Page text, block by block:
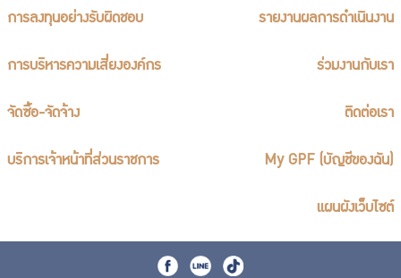
การลงทุนอย่างรับผิดชอบ รายงานผลการดำเนินงาน
การบริหารความเสี่ยงองค์กร ร่วมงานกับเรา
จัดซื้อ-จัดจ้าง ติดต่อเรา
บริการเจ้าหน้าที่ส่วนราชการ My GPF (บัญชีของฉัน)
แผนผังเว็บไซต์